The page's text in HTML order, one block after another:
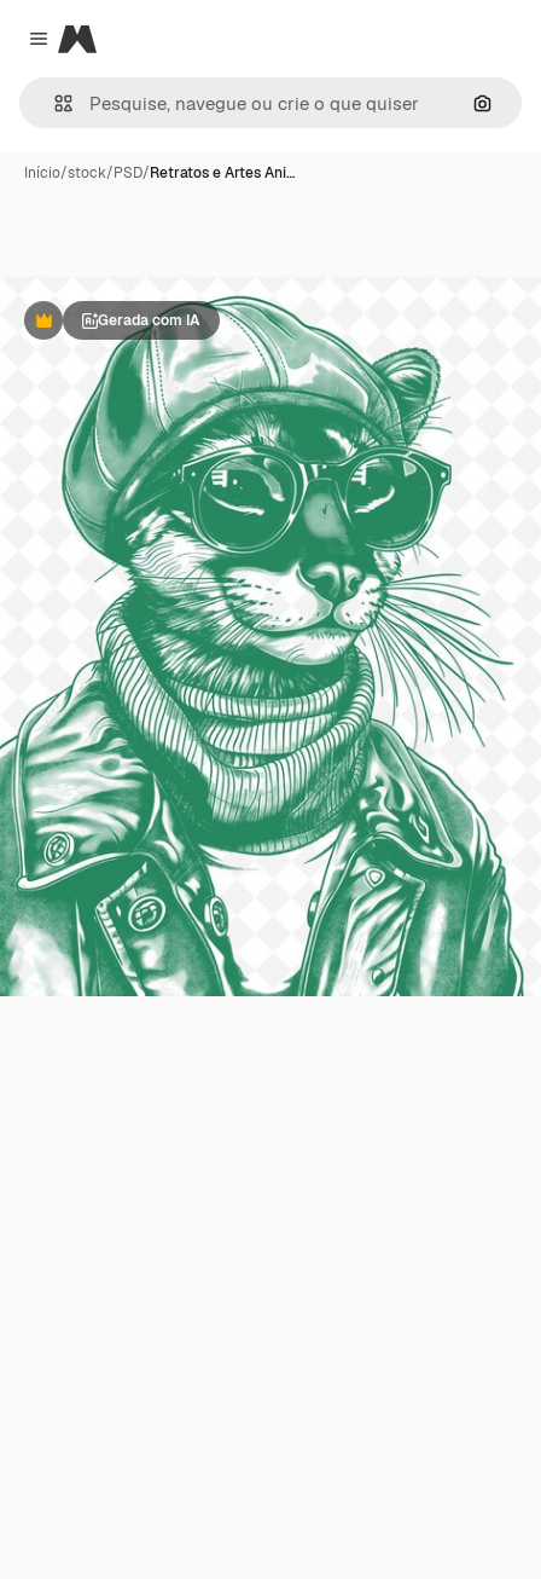
Close menu
Magnific
Início/stock/PSD/Retratos e Artes Ani…
PremiumGerada com IA